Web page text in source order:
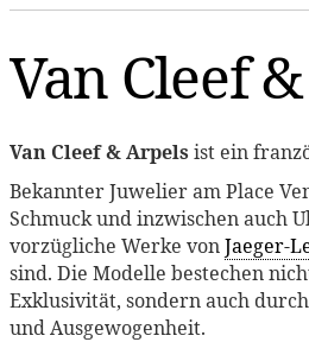
Van Cleef
Van Cleef & Arpels ist ein
Bekannter Juwelier am Place
Schmuck und inzwischen auch
vorzügliche Werke vonJaeger-
sind. Die Modelle bestechen
Exklusivität, sondern auch
und Ausgewogenheit.